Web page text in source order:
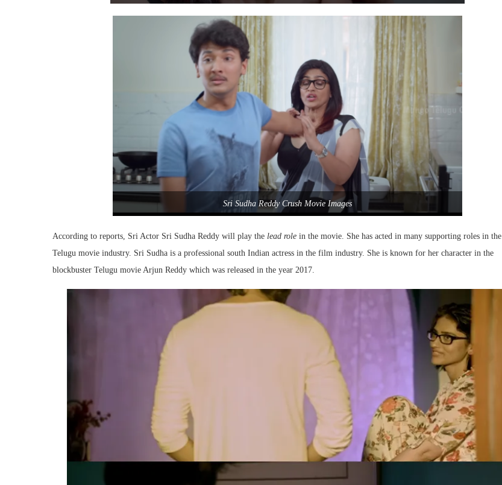
Sri Sudha Reddy Crush Movie Images
According to reports, Sri Actor Sri Sudha Reddy will play the lead role in the movie. She has acted in many supporting roles in the
Telugu movie industry. Sri Sudha is a professional south Indian actress in the film industry. She is known for her character in the
blockbuster Telugu movie Arjun Reddy which was released in the year 2017.